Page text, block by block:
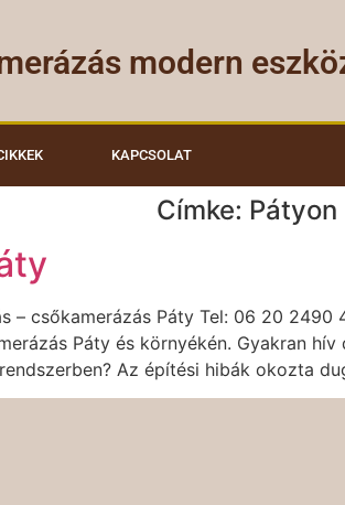
modern
KAPCSOLAT
Címke: Pátyon
– csőkamerázás Páty Tel: 06 20
Páty és környékén. Gyakran
Az építési hibák okozta